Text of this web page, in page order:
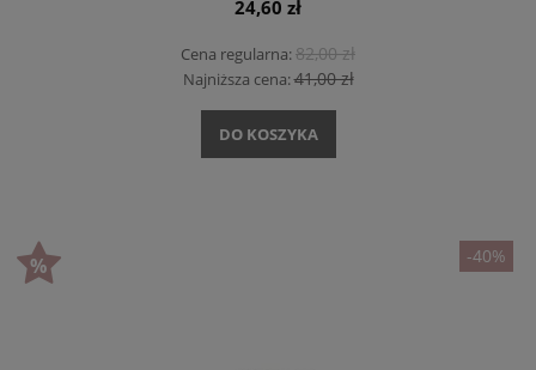
24,60 zł
Cena regularna:82,00 zł
Najniższa cena:41,00 zł
DO KOSZYKA
-40%